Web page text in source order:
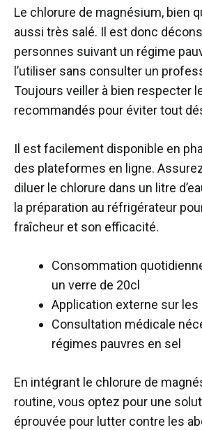
Le chlorure de magnésium, bien
aussi très salé. Il est donc
personnes suivant un régime
l’utiliser sans consulter un
Toujours veiller à bien respecter
recommandés pour éviter tout
Il est facilement disponible en
des plateformes en ligne.
diluer le chlorure dans un litre
la préparation au réfrigérateur
fraîcheur et son efficacité.
Consommation
un verre de 20cl
Application externe sur
Consultation médicale
régimes pauvres en sel
En intégrant le chlorure de
routine, vous optez pour une
éprouvée pour lutter contre les